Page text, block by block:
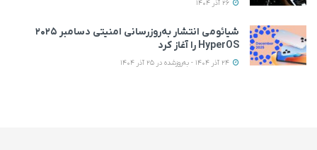
شیائومی انتشار به‌روزرسانی امنیتی دسامبر ۲۰۲۵
HyperOS را آغاز کرد